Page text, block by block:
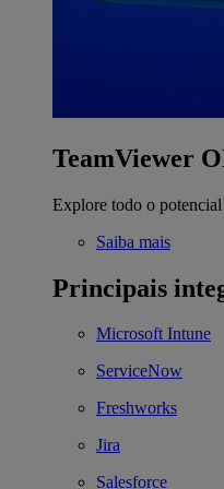
TeamViewer
Explore todo o
Saiba mais
Principais
Microsoft Intune
ServiceNow
Freshworks
Jira
Salesforce